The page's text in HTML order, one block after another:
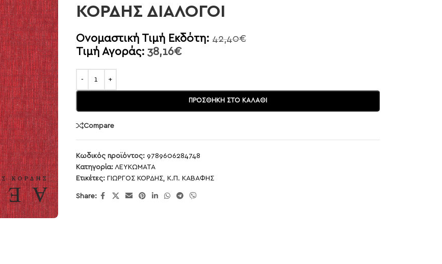
ΚΟΡΔΗΣ ΔΙΑΛΟΓΟΙ
Ονομαστική Τιμή Εκδότη: 42,40€
Τιμή Αγοράς: 38,16€
ΠΡΟΣΘΉΚΗ ΣΤΟ ΚΑΛΆΘΙ
Compare
Κωδικός προϊόντος: 9789606284748
Κατηγορία: ΛΕΥΚΩΜΑΤΑ
Ετικέτες: ΓΙΩΡΓΟΣ ΚΟΡΔΗΣ, Κ.Π. ΚΑΒΑΦΗΣ
Share: